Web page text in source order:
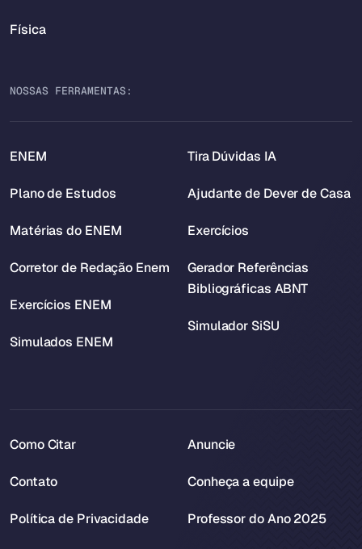
Física
NOSSAS FERRAMENTAS:
ENEM
Plano de Estudos
Matérias do ENEM
Corretor de Redação Enem
Exercícios ENEM
Simulados ENEM
Tira Dúvidas IA
Ajudante de Dever de Casa
Exercícios
Gerador Referências
Bibliográficas ABNT
Simulador SiSU
Como Citar
Contato
Política de Privacidade
Anuncie
Conheça a equipe
Professor do Ano 2025